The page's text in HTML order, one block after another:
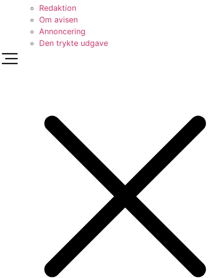
Redaktion
Om avisen
Annoncering
Den trykte udgave